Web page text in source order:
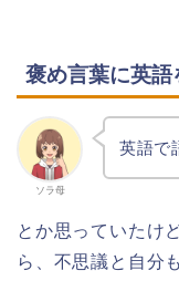
褒め言葉に英語
ソラ母
英語で
とか思っていたけ
ら、不思議と自分